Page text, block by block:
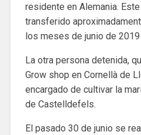
residente en Alemania.
transferido
los meses de junio de
La otra persona detenida,
Grow shop en Cornellà de
encargado de cultivar la
de Castelldefels.
El pasado 30 de junio se